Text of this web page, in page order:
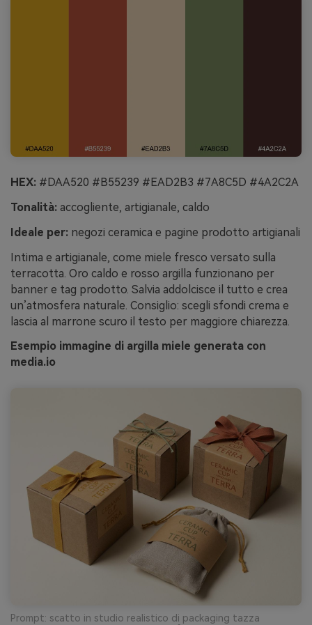
HEX: #DAA520 #B55239 #EAD2B3 #7A8C5D #4A2C2A
Tonalità: accogliente, artigianale, caldo
Ideale per: negozi ceramica e pagine prodotto artigianali
Intima e artigianale, come miele fresco versato sulla
terracotta. Oro caldo e rosso argilla funzionano per
banner e tag prodotto. Salvia addolcisce il tutto e crea
un’atmosfera naturale. Consiglio: scegli sfondi crema e
lascia al marrone scuro il testo per maggiore chiarezza.
Esempio immagine di argilla miele generata con
media.io
Prompt: scatto in studio realistico di packaging tazza